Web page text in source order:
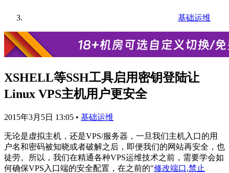
基础运维
XSHELL等SSH工具启用密钥登陆让
Linux VPS主机用户更安全
2015年3月5日 13:05 • 基础运维
无论是虚拟主机，还是VPS/服务器，一旦我们主机入口的用
户名和密码被知晓或者破解之后，即便我们的网站再安全，也
徒劳。所以，我们在精通各种VPS运维技术之前，需要学会如
何确保VPS入口端的安全配置，在之前的"修改端口,禁止